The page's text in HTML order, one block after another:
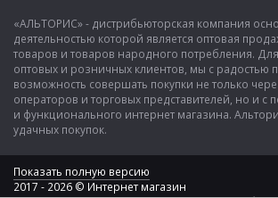
«АЛЬТОРИС» - дистрибьюторская компания
деятельностью которой является оптовая
товаров и товаров народного потребления.
оптовых и розничных клиентов, мы с радостью
возможность совершать покупки не только
операторов и торговых представителей, но и
и функционального интернет магазина.
удачных покупок.
Показать полную версию
2017 - 2026 © Интернет магазин